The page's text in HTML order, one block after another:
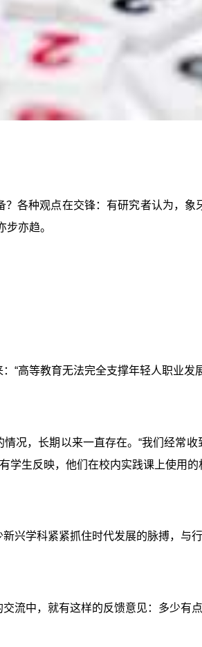
各种观点在交锋：有研究者认为，
亦趋。
“高等教育无法完全支撑年轻人职业发
况，长期以来一直存在。“我们经常
生反映，他们在校内实践课上使用
兴学科紧紧抓住时代发展的脉搏，与
流中，就有这样的反馈意见：多少有